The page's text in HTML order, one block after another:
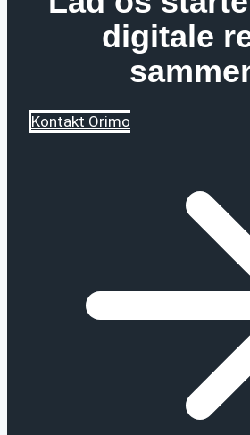
intelligens:
Hvad
det
digitale
Kontakt Orimo